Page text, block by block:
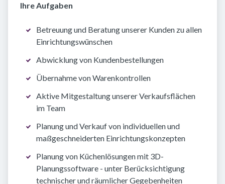
Ihre Aufgaben
Betreuung und Beratung unserer Kunden zu allen
Einrichtungswünschen
Abwicklung von Kundenbestellungen
Übernahme von Warenkontrollen
Aktive Mitgestaltung unserer Verkaufsflächen
im Team
Planung und Verkauf von individuellen und
maßgeschneiderten Einrichtungskonzepten
Planung von Küchenlösungen mit 3D-
Planungssoftware - unter Berücksichtigung
technischer und räumlicher Gegebenheiten